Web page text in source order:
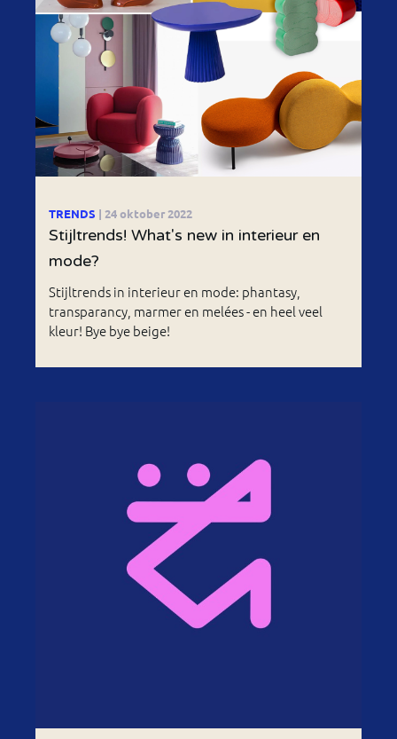
TRENDS | 24 oktober 2022
Stijltrends! What's new in interieur en
mode?
Stijltrends in interieur en mode: phantasy,
transparancy, marmer en melées - en heel veel
kleur! Bye bye beige!